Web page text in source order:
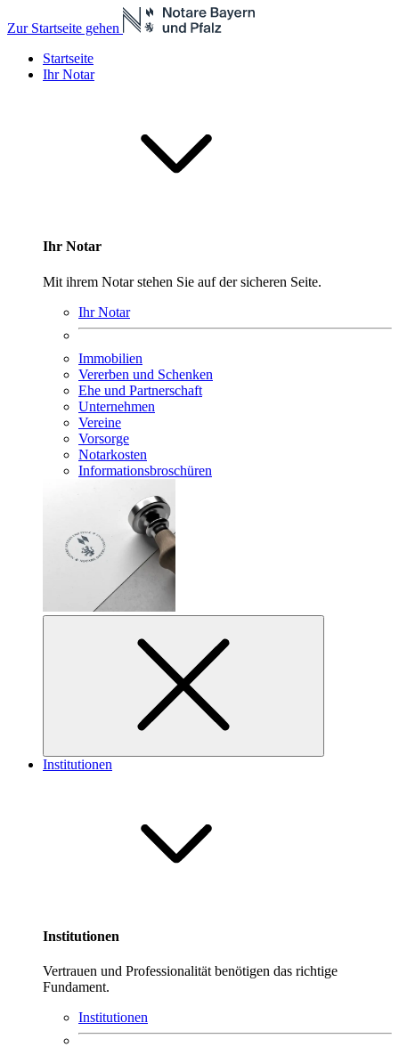
Zur Startseite gehen
Startseite
Ihr Notar
Ihr Notar
Mit ihrem Notar stehen Sie auf der sicheren Seite.
Ihr Notar
Immobilien
Vererben und Schenken
Ehe und Partnerschaft
Unternehmen
Vereine
Vorsorge
Notarkosten
Informationsbroschüren
Institutionen
Institutionen
Vertrauen und Professionalität benötigen das richtige
Fundament.
Institutionen